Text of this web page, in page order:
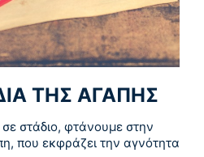
ΤΗΣ ΑΓΑΠΗΣ
στάδιο, φτάνουμε στην
που εκφράζει την αγνότητα